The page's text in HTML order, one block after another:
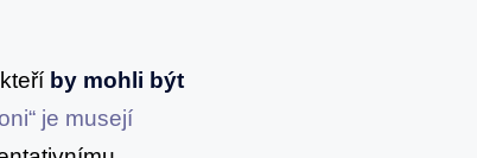
by mohli být
je musejí